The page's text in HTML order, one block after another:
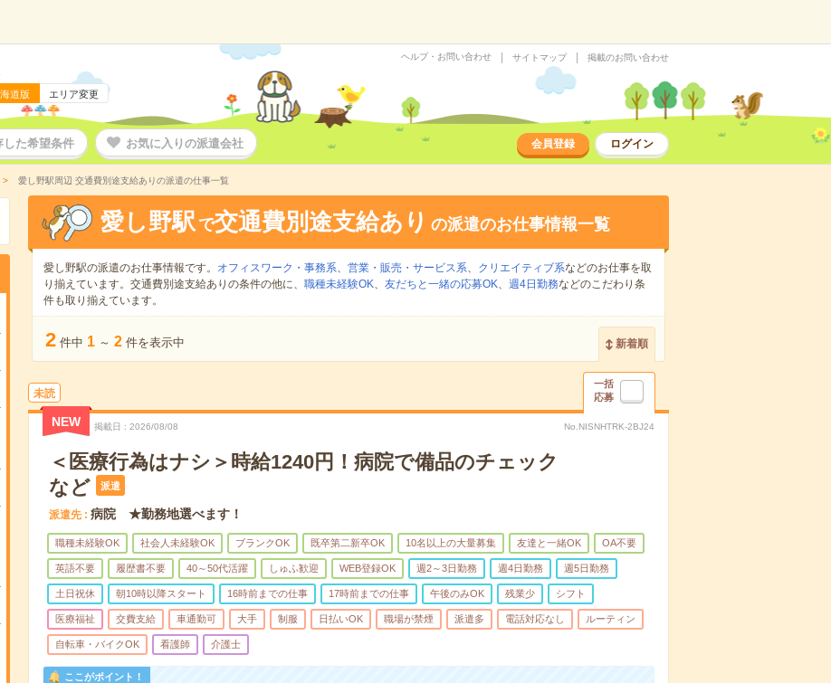
道版 エリア変更
ヘルプ・お問い合わせ サイトマップ 掲載のお問い合わせ
した希望条件 お気に入りの派遣会社 会員登録 ログイン
愛し野駅周辺 交通費別途支給ありの派遣の仕事一覧
愛し野駅 で交通費別途支給あり の派遣のお仕事情報一覧
愛し野駅の派遣のお仕事情報です。 オフィスワーク・事務系、 営業・販売・サービス系、 クリエイティブ系などのお仕事を取
り揃えています。交通費別途支給ありの条件の他に、 職種未経験OK、 友だちと一緒の応募OK、 週4日勤務などのこだわり条
件も取り揃えています。
2 件中 1 ～ 2 件を表示中 新着順
未読
一括
応募
NEW 掲載日 2026/08/08 No.NISNHTRK-2BJ24
＜医療行為はナシ＞時給1240円！病院で備品のチェック
など
派遣
派遣先 病院 ★勤務地選べます！
職種未経験OK 社会人未経験OK ブランクOK 既卒第二新卒OK 10名以上の大量募集 友達と一緒OK OA不要
英語不要 履歴書不要 40～50代活躍 しゅふ歓迎 WEB登録OK 週2～3日勤務 週4日勤務 週5日勤務
土日祝休 朝10時以降スタート 16時前までの仕事 17時前までの仕事 午後のみOK 残業少 シフト
医療福祉 交費支給 車通勤可 大手 制服 日払いOK 職場が禁煙 派遣多 電話対応なし ルーティン
自転車・バイクOK 看護師 介護士
ここがポイント！